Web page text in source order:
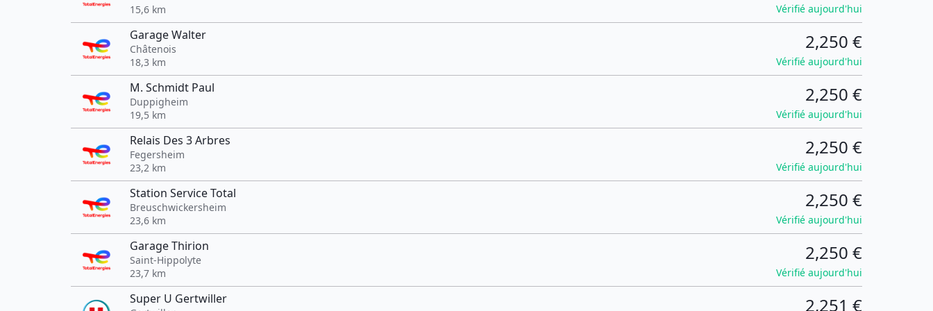
15,6 km
Vérifié aujourd'hui
Garage Walter
Châtenois
18,3 km
2,250 €
Vérifié aujourd'hui
M. Schmidt Paul
Duppigheim
19,5 km
2,250 €
Vérifié aujourd'hui
Relais Des 3 Arbres
Fegersheim
23,2 km
2,250 €
Vérifié aujourd'hui
Station Service Total
Breuschwickersheim
23,6 km
2,250 €
Vérifié aujourd'hui
Garage Thirion
Saint-Hippolyte
23,7 km
2,250 €
Vérifié aujourd'hui
Super U Gertwiller 2,251 €